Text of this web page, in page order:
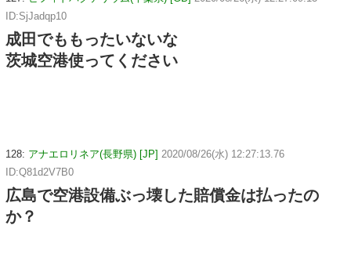
ID:SjJadqp10
成田でももったいないな
茨城空港使ってください
128: アナエロリネア(長野県) [JP] 2020/08/26(水) 12:27:13.76
ID:Q81d2V7B0
広島で空港設備ぶっ壊した賠償金は払ったの
か？